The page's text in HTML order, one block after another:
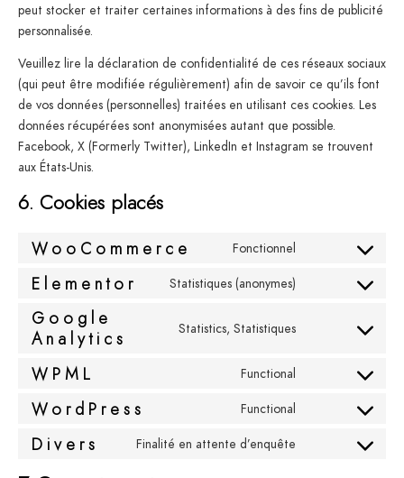
peut stocker et traiter certaines informations à des fins de publicité
personnalisée.
Veuillez lire la déclaration de confidentialité de ces réseaux sociaux
(qui peut être modifiée régulièrement) afin de savoir ce qu’ils font
de vos données (personnelles) traitées en utilisant ces cookies. Les
données récupérées sont anonymisées autant que possible.
Facebook, X (Formerly Twitter), LinkedIn et Instagram se trouvent
aux États-Unis.
6. Cookies placés
WooCommerce Fonctionnel
Elementor Statistiques (anonymes)
Google
Analytics
Statistics, Statistiques
WPML Functional
WordPress Functional
Divers Finalité en attente d’enquête